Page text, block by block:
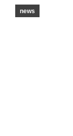
news